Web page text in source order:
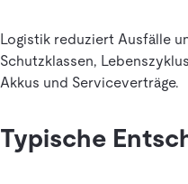
Logistik reduziert Ausfälle
Schutzklassen,
Akkus und Serviceverträge.
Typische